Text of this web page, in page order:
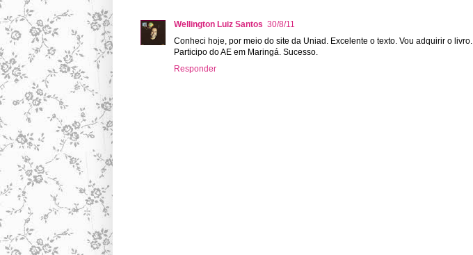
Wellington Luiz Santos 30/8/11
Conheci hoje, por meio do site da Uniad. Excelente o texto. Vou adquirir o livro.
Participo do AE em Maringá. Sucesso.
Responder